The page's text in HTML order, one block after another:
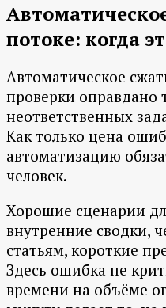
потоке: когда
Автоматическое
проверки оправдано
неответственных
Как только цена
автоматизацию
человек.
Хорошие сценарии
внутренние сводки,
статьям, короткие
Здесь ошибка не
времени на объёме